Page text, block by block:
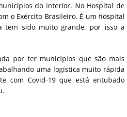
do interior. No Hospital de
o Exército Brasileiro. É um hospital
tem sido muito grande, por isso a
por ter municípios que são mais
uma logística muito rápida
com Covid-19 que está entubado